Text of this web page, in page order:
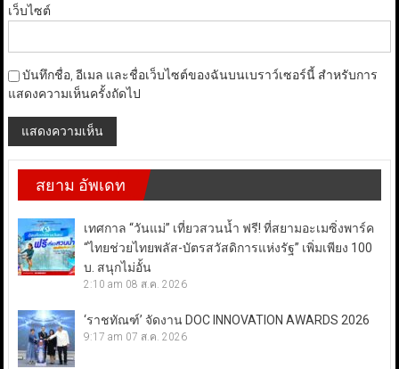
เว็บไซต์
บันทึกชื่อ, อีเมล และชื่อเว็บไซต์ของฉันบนเบราว์เซอร์นี้ สำหรับการ
แสดงความเห็นครั้งถัดไป
สยาม อัพเดท
เทศกาล “วันแม่” เที่ยวสวนน้ำ ฟรี! ที่สยามอะเมซิ่งพาร์ค
“ไทยช่วยไทยพลัส-บัตรสวัสดิการแห่งรัฐ” เพิ่มเพียง 100
บ. สนุกไม่อั้น
2:10 am 08 ส.ค. 2026
‘ราชทัณฑ์’ จัดงาน DOC INNOVATION AWARDS 2026
9:17 am 07 ส.ค. 2026